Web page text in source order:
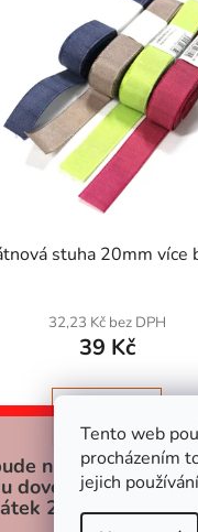
Tento web
procházením
jejich
náš
dovolené.
24.7. a potom
stuha 20mm více
32,23 Kč bez DPH
39 Kč